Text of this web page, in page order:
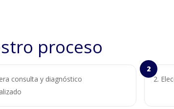
proceso
consulta y diagnóstico